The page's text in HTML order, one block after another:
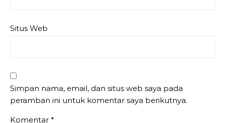
Situs Web
Simpan nama, email, dan situs web saya pada
peramban ini untuk komentar saya berikutnya.
Komentar *